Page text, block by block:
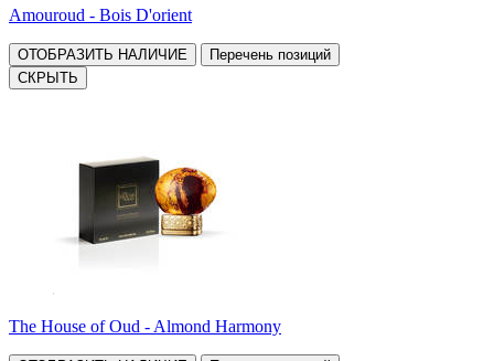
Amouroud - Bois D'orient
ОТОБРАЗИТЬ НАЛИЧИЕ
Перечень позиций
СКРЫТЬ
The House of Oud - Almond Harmony